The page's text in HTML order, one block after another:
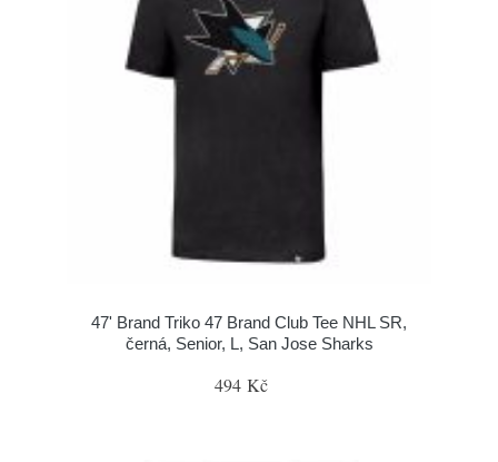
47' Brand Triko 47 Brand Club Tee NHL SR,
černá, Senior, L, San Jose Sharks
494 Kč